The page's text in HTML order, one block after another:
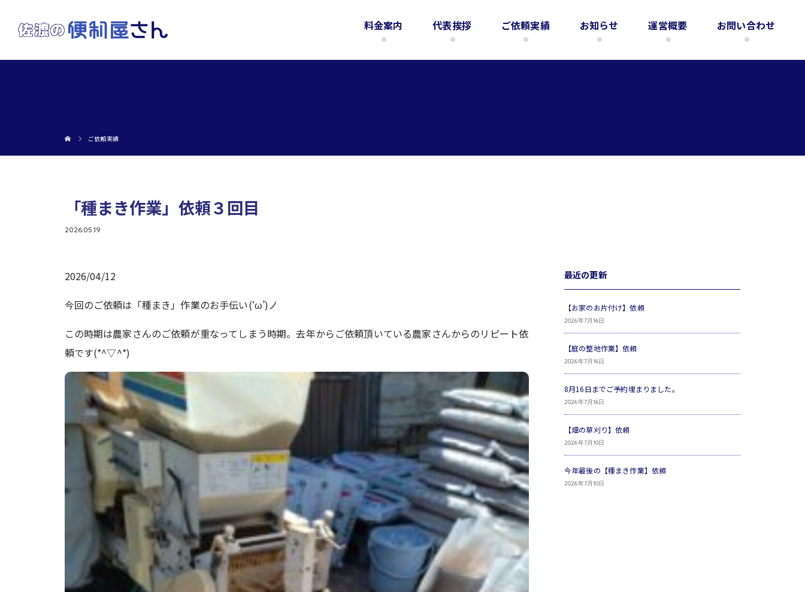
料金案内 代表挨拶 ご依頼実績 お知らせ 運営概要 お問い合わせ
ご依頼実績
「種まき作業」依頼３回目
2026.05.19
2026/04/12
今回のご依頼は「種まき」作業のお手伝い(‘ω’)ノ
この時期は農家さんのご依頼が重なってしまう時期。去年からご依頼頂いている農家さんからのリピート依
頼です(*^▽^*)
最近の更新
【お家のお片付け】依頼
2026年7月16日
【庭の整地作業】依頼
2026年7月16日
8月16日までご予約埋まりました。
2026年7月16日
【畑の草刈り】依頼
2026年7月10日
今年最後の【種まき作業】依頼
2026年7月10日